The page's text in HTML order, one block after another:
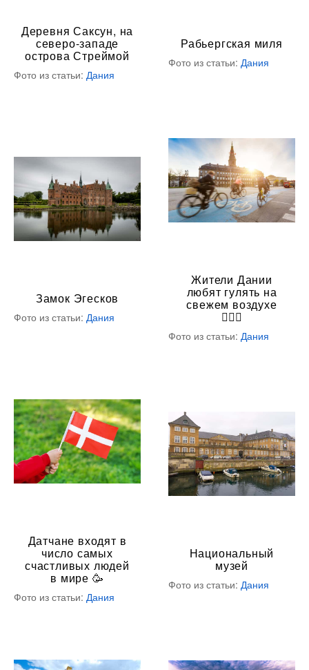
Деревня Саксун, на
северо-западе
острова Стреймой
Фото из статьи: Дания
Рабьергская миля
Фото из статьи: Дания
Замок Эгесков
Фото из статьи: Дания
Жители Дании
любят гулять на
свежем воздухе
🚴🏻‍♀️
Фото из статьи: Дания
Датчане входят в
число самых
счастливых людей
в мире 🥳
Фото из статьи: Дания
Национальный
музей
Фото из статьи: Дания